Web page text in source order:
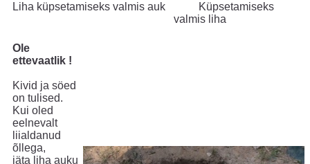
Liha küpsetamiseks valmis auk
Küpsetamiseks
valmis liha
Ole
ettevaatlik !
Kivid ja söed
on tulised.
Kui oled
eelnevalt
liialdanud
õllega,
jäta liha auku